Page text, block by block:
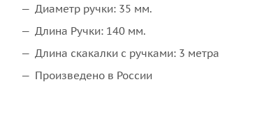
Диаметр ручки: 35 мм.
Длина Ручки: 140 мм.
Длина скакалки с ручками: 3 метра
Произведено в России